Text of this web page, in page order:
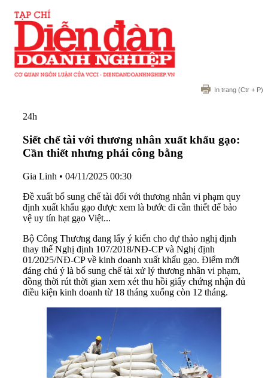
In trang (Ctr + P)
24h
Siết chế tài với thương nhân xuất khẩu gạo:
Cần thiết nhưng phải công bằng
Gia Linh • 04/11/2025 00:30
Đề xuất bổ sung chế tài đối với thương nhân vi phạm quy
định xuất khẩu gạo được xem là bước đi cần thiết để bảo
vệ uy tín hạt gạo Việt...
Bộ Công Thương đang lấy ý kiến cho dự thảo nghị định
thay thế Nghị định 107/2018/NĐ-CP và Nghị định
01/2025/NĐ-CP về kinh doanh xuất khẩu gạo. Điểm mới
đáng chú ý là bổ sung chế tài xử lý thương nhân vi phạm,
đồng thời rút thời gian xem xét thu hồi giấy chứng nhận đủ
điều kiện kinh doanh từ 18 tháng xuống còn 12 tháng.